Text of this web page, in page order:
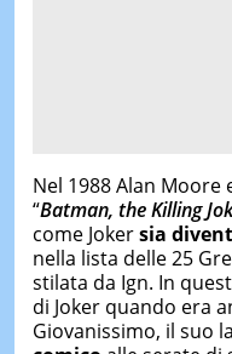
Nel 1988 Alan
“Batman, the Killing
come Jokersia
nella lista delle 25
stilata da Ign. In
di Joker quando era
Giovanissimo, il suo